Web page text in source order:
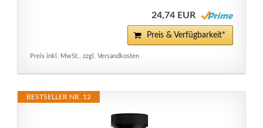
24,74 EUR
Preis & Verfügbarkeit*
Preis inkl. MwSt., zzgl. Versandkosten
BESTSELLER NR. 12